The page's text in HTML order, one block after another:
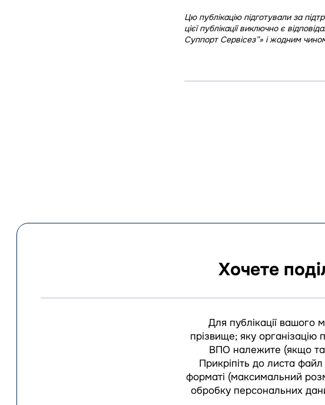
Цю публікацію підготували за
цієї публікації виключно є
Суппорт Сервісез”» і жодним
Хочете
Для публікації вашого
прізвище; яку організацію
ВПО належите (якщо
Прикріпіть до листа
форматі (максимальний
обробку персональних